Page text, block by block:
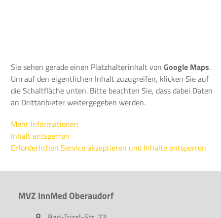
Sie sehen gerade einen Platzhalterinhalt vonGoogle Maps.
Um auf den eigentlichen Inhalt zuzugreifen, klicken Sie auf
die Schaltfläche unten. Bitte beachten Sie, dass dabei Daten
an Drittanbieter weitergegeben werden.
Mehr Informationen
Inhalt entsperren
Erforderlichen Service akzeptieren und Inhalte entsperren
MVZ InnMed Oberaudorf